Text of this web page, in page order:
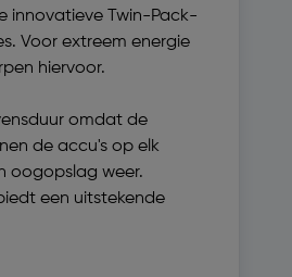
innovatieve Twin-Pack-
Voor extreem energie
hiervoor.
omdat de
de accu's op elk
oogopslag weer.
een uitstekende